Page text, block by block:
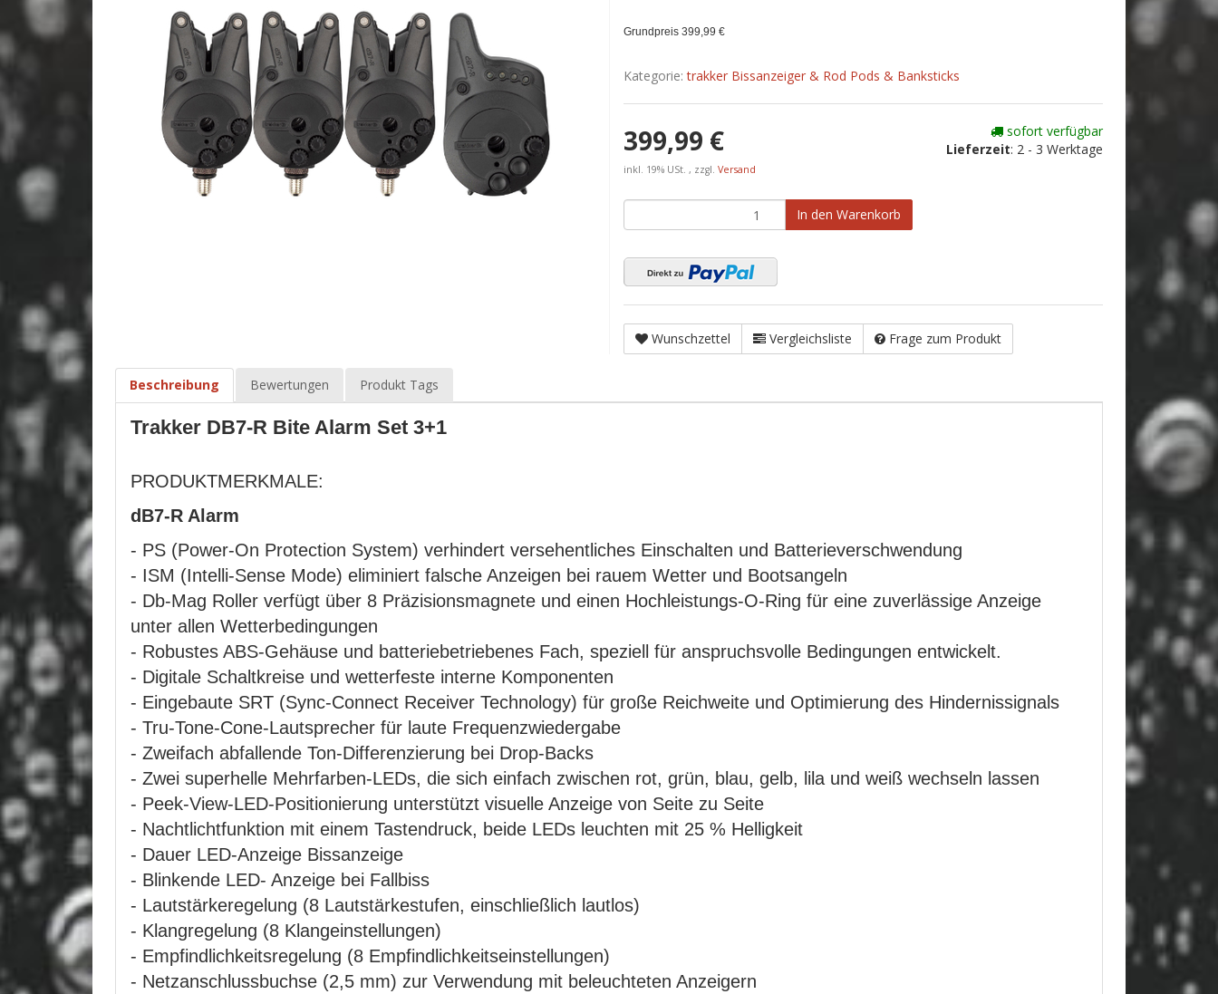
Grundpreis 399,99 €
Kategorie:trakker Bissanzeiger & Rod Pods & Banksticks
399,99 €
inkl. 19% USt. , zzgl. Versand
sofort verfügbar
Lieferzeit: 2 - 3 Werktage
In den Warenkorb
Wunschzettel Vergleichsliste Frage zum Produkt
Beschreibung Bewertungen Produkt Tags
Trakker DB7-R Bite Alarm Set 3+1
PRODUKTMERKMALE:
dB7-R Alarm
- PS (Power-On Protection System) verhindert versehentliches Einschalten und Batterieverschwendung
- ISM (Intelli-Sense Mode) eliminiert falsche Anzeigen bei rauem Wetter und Bootsangeln
- Db-Mag Roller verfügt über 8 Präzisionsmagnete und einen Hochleistungs-O-Ring für eine zuverlässige Anzeige
unter allen Wetterbedingungen
- Robustes ABS-Gehäuse und batteriebetriebenes Fach, speziell für anspruchsvolle Bedingungen entwickelt.
- Digitale Schaltkreise und wetterfeste interne Komponenten
- Eingebaute SRT (Sync-Connect Receiver Technology) für große Reichweite und Optimierung des Hindernissignals
- Tru-Tone-Cone-Lautsprecher für laute Frequenzwiedergabe
- Zweifach abfallende Ton-Differenzierung bei Drop-Backs
- Zwei superhelle Mehrfarben-LEDs, die sich einfach zwischen rot, grün, blau, gelb, lila und weiß wechseln lassen
- Peek-View-LED-Positionierung unterstützt visuelle Anzeige von Seite zu Seite
- Nachtlichtfunktion mit einem Tastendruck, beide LEDs leuchten mit 25 % Helligkeit
- Dauer LED-Anzeige Bissanzeige
- Blinkende LED- Anzeige bei Fallbiss
- Lautstärkeregelung (8 Lautstärkestufen, einschließlich lautlos)
- Klangregelung (8 Klangeinstellungen)
- Empfindlichkeitsregelung (8 Empfindlichkeitseinstellungen)
- Netzanschlussbuchse (2,5 mm) zur Verwendung mit beleuchteten Anzeigern